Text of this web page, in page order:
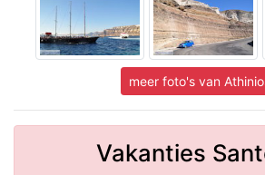
meer foto's van
Vakanties